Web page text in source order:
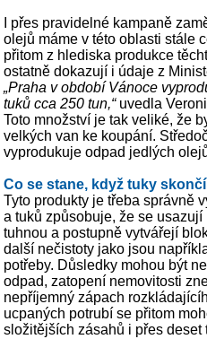
I přes pravidelné kampaně
olejů máme v této oblasti stále
přitom z hlediska produkce
ostatně dokazují i údaje z
„Praha v období Vánoce
tuků cca 250 tun,“uvedla
Toto množství je tak veliké, že
velkých van ke koupání.
vyprodukuje odpad jedlých
Co se stane, když tuky
Tyto produkty je třeba správně
a tuků způsobuje, že se
tuhnou a postupně vytvářejí
další nečistoty jako jsou
potřeby. Důsledky mohou být
odpad, zatopení nemovitosti
nepříjemný zápach
ucpaných potrubí se přitom
složitějších zásahů i přes deset